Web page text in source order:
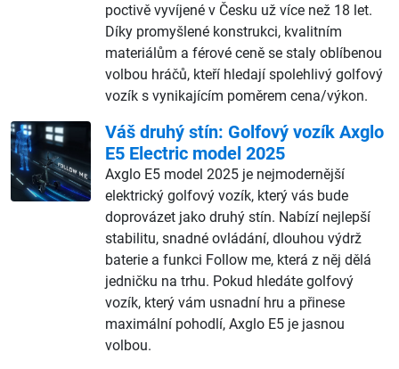
poctivě vyvíjené v Česku už více než 18 let.
Díky promyšlené konstrukci, kvalitním
materiálům a férové ceně se staly oblíbenou
volbou hráčů, kteří hledají spolehlivý golfový
vozík s vynikajícím poměrem cena/výkon.
Váš druhý stín: Golfový vozík Axglo
E5 Electric model 2025
Axglo E5 model 2025 je nejmodernější
elektrický golfový vozík, který vás bude
doprovázet jako druhý stín. Nabízí nejlepší
stabilitu, snadné ovládání, dlouhou výdrž
baterie a funkci Follow me, která z něj dělá
jedničku na trhu. Pokud hledáte golfový
vozík, který vám usnadní hru a přinese
maximální pohodlí, Axglo E5 je jasnou
volbou.